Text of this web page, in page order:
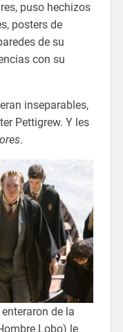
puso hechizos
posters de
de su
con su
inseparables,
Pettigrew. Y les
.
de la
Lobo) le